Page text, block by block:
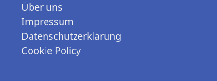
Über uns
Impressum
Datenschutzerklärung
Cookie Policy